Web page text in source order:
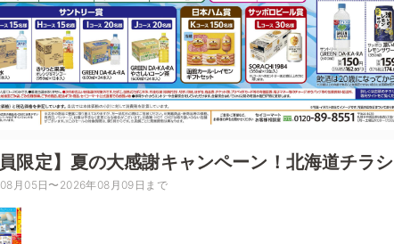
員限定】夏の大感謝キャンペーン！北海道チラシ
月05日〜2026年08月09日まで